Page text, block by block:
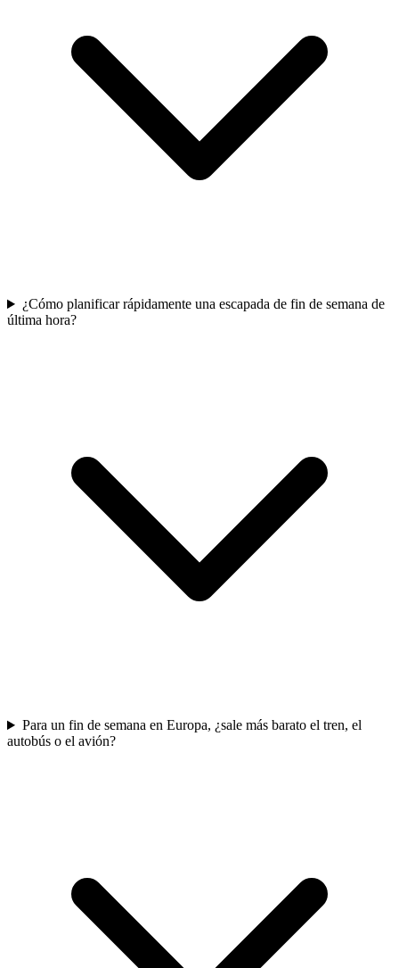
¿Cómo planificar rápidamente una escapada de fin de semana de
última hora?
Para un fin de semana en Europa, ¿sale más barato el tren, el
autobús o el avión?